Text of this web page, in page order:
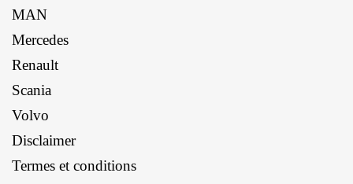
MAN
Mercedes
Renault
Scania
Volvo
Disclaimer
Termes et conditions